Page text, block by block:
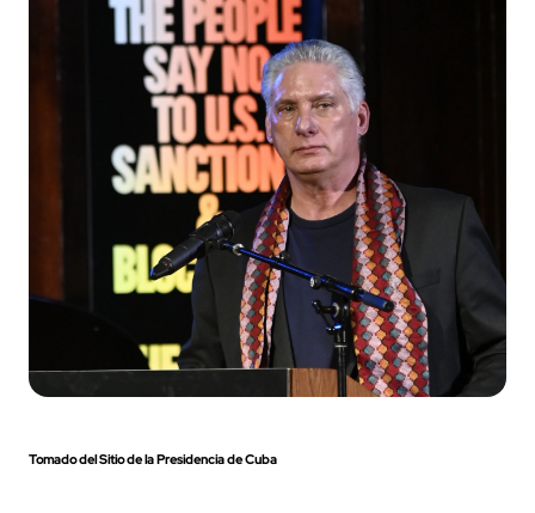
Tomado del Sitio de la Presidencia de Cuba